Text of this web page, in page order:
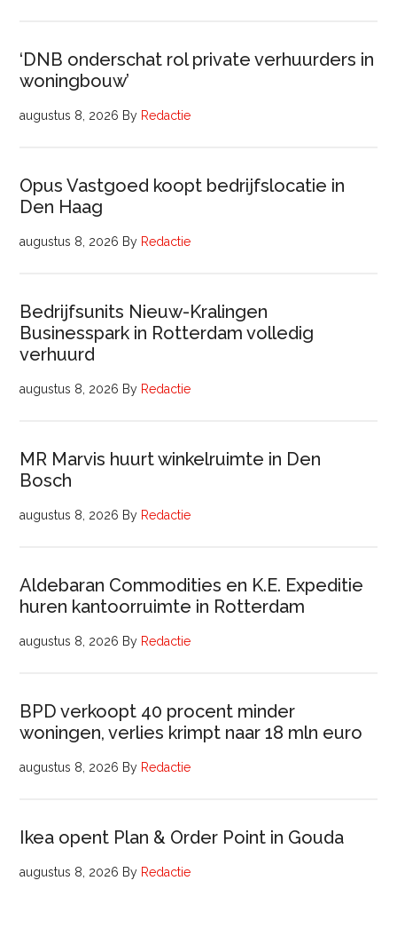
‘DNB onderschat rol private verhuurders in
woningbouw’
augustus 8, 2026 By Redactie
Opus Vastgoed koopt bedrijfslocatie in
Den Haag
augustus 8, 2026 By Redactie
Bedrijfsunits Nieuw-Kralingen
Businesspark in Rotterdam volledig
verhuurd
augustus 8, 2026 By Redactie
MR Marvis huurt winkelruimte in Den
Bosch
augustus 8, 2026 By Redactie
Aldebaran Commodities en K.E. Expeditie
huren kantoorruimte in Rotterdam
augustus 8, 2026 By Redactie
BPD verkoopt 40 procent minder
woningen, verlies krimpt naar 18 mln euro
augustus 8, 2026 By Redactie
Ikea opent Plan & Order Point in Gouda
augustus 8, 2026 By Redactie